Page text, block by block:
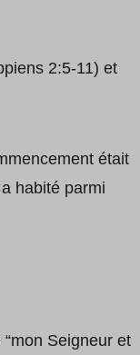
2:5-11) et
était
habité parmi
Seigneur et